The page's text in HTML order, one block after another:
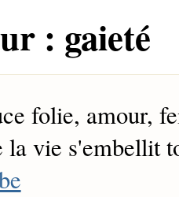
: gaieté
folie, amour,
la vie s'embellit